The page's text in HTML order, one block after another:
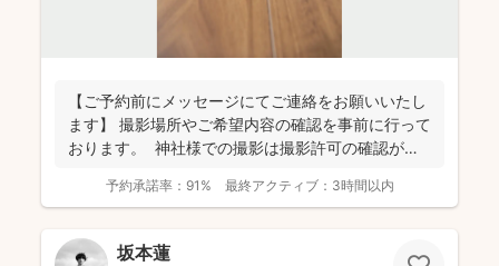
【ご予約前にメッセージにてご連絡をお願いいたし
ます】 撮影場所やご希望内容の確認を事前に行って
おります。 神社様での撮影は撮影許可の確認が必
予約承諾率： 91% 最終アクティブ： 3時間以内
坂本蓮